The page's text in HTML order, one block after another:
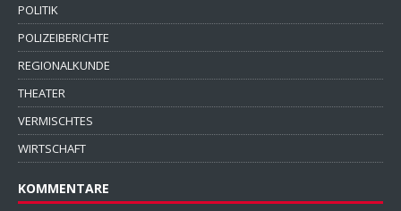
POLITIK
POLIZEIBERICHTE
REGIONALKUNDE
THEATER
VERMISCHTES
WIRTSCHAFT
KOMMENTARE